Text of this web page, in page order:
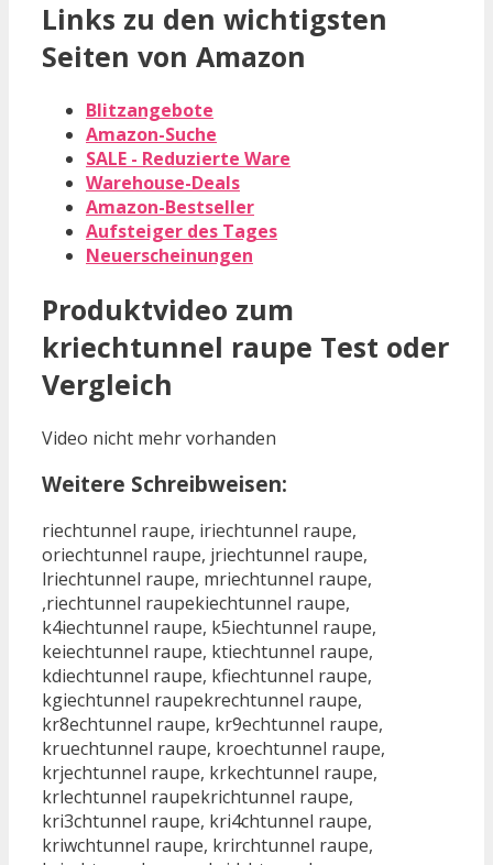
Links zu den wichtigsten
Seiten von Amazon
Blitzangebote
Amazon-Suche
SALE - Reduzierte Ware
Warehouse-Deals
Amazon-Bestseller
Aufsteiger des Tages
Neuerscheinungen
Produktvideo zum
kriechtunnel raupe Test oder
Vergleich
Video nicht mehr vorhanden
Weitere Schreibweisen:
riechtunnel raupe, iriechtunnel raupe,
oriechtunnel raupe, jriechtunnel raupe,
lriechtunnel raupe, mriechtunnel raupe,
,riechtunnel raupekiechtunnel raupe,
k4iechtunnel raupe, k5iechtunnel raupe,
keiechtunnel raupe, ktiechtunnel raupe,
kdiechtunnel raupe, kfiechtunnel raupe,
kgiechtunnel raupekrechtunnel raupe,
kr8echtunnel raupe, kr9echtunnel raupe,
kruechtunnel raupe, kroechtunnel raupe,
krjechtunnel raupe, krkechtunnel raupe,
krlechtunnel raupekrichtunnel raupe,
kri3chtunnel raupe, kri4chtunnel raupe,
kriwchtunnel raupe, krirchtunnel raupe,